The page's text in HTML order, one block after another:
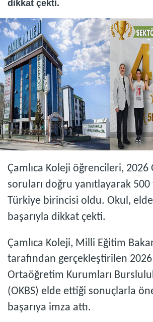
dikkat çekti.
Çamlıca Koleji öğrencileri, 2026
soruları doğru yanıtlayarak
Türkiye birincisi oldu. Okul,
başarıyla dikkat çekti.
Çamlıca Koleji, Milli Eğitim
tarafından gerçekleştirilen
Ortaöğretim Kurumları
(OKBS) elde ettiği sonuçlarla
başarıya imza attı.